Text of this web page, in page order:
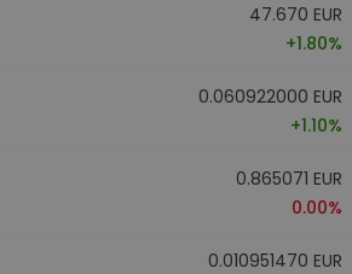
47.670 EUR
+1.80%
0.060922000 EUR
+1.10%
0.865071 EUR
0.00%
0.010951470 EUR